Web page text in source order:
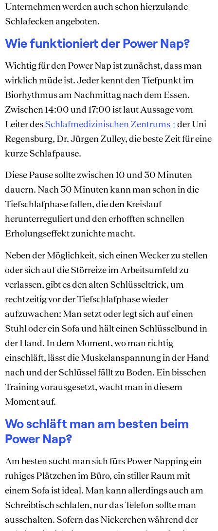
Unternehmen werden auch schon hierzulande
Schlafecken angeboten.
Wie funktioniert der Power Nap?
Wichtig für den Power Nap ist zunächst, dass man
wirklich müde ist. Jeder kennt den Tiefpunkt im
Biorhythmus am Nachmittag nach dem Essen.
Zwischen 14:00 und 17:00 ist laut Aussage vom
Leiter desSchlafmedizinischen Zentrums
der Uni
Regensburg, Dr. Jürgen Zulley, die beste Zeit für eine
kurze Schlafpause.
Diese Pause sollte zwischen 10 und 30 Minuten
dauern. Nach 30 Minuten kann man schon in die
Tiefschlafphase fallen, die den Kreislauf
herunterreguliert und den erhofften schnellen
Erholungseffekt zunichte macht.
Neben der Möglichkeit, sich einen Wecker zu stellen
oder sich auf die Störreize im Arbeitsumfeld zu
verlassen, gibt es den alten Schlüsseltrick, um
rechtzeitig vor der Tiefschlafphase wieder
aufzuwachen: Man setzt oder legt sich auf einen
Stuhl oder ein Sofa und hält einen Schlüsselbund in
der Hand. In dem Moment, wo man richtig
einschläft, lässt die Muskelanspannung in der Hand
nach und der Schlüssel fällt zu Boden. Ein bisschen
Training vorausgesetzt, wacht man in diesem
Moment auf.
Wo schläft man am besten beim
Power Nap?
Am besten sucht man sich fürs Power Napping ein
ruhiges Plätzchen im Büro, ein stiller Raum mit
einem Sofa ist ideal. Man kann allerdings auch am
Schreibtisch schlafen, nur das Telefon sollte man
ausschalten. Sofern das Nickerchen während der